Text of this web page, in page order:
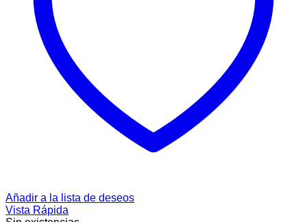
Añadir a la lista de deseos
Vista Rápida